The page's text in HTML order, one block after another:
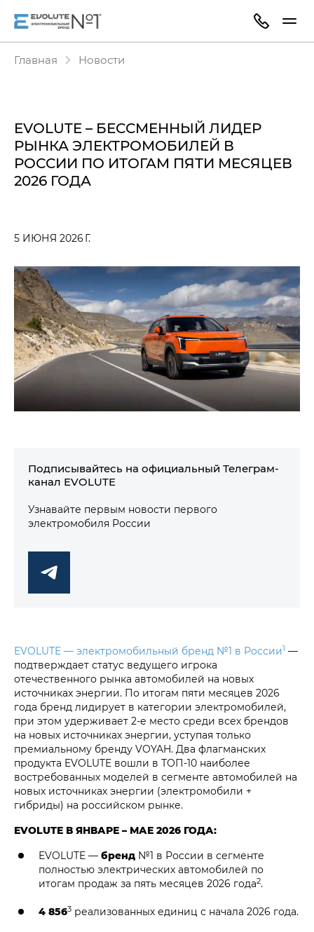
Главная Новости
EVOLUTE – БЕССМЕННЫЙ ЛИДЕР
РЫНКА ЭЛЕКТРОМОБИЛЕЙ В
РОССИИ ПО ИТОГАМ ПЯТИ МЕСЯЦЕВ
2026 ГОДА
5 ИЮНЯ 2026 Г.
Подписывайтесь на официальный Телеграм-
канал EVOLUTE
Узнавайте первым новости первого
электромобиля России
EVOLUTE — электромобильный бренд №1 в России1 —
подтверждает статус ведущего игрока
отечественного рынка автомобилей на новых
источниках энергии. По итогам пяти месяцев 2026
года бренд лидирует в категории электромобилей,
при этом удерживает 2-е место среди всех брендов
на новых источниках энергии, уступая только
премиальному бренду VOYAH. Два флагманских
продукта EVOLUTE вошли в ТОП-10 наиболее
востребованных моделей в сегменте автомобилей на
новых источниках энергии (электромобили +
гибриды) на российском рынке.
EVOLUTE В ЯНВАРЕ – МАЕ 2026 ГОДА:
EVOLUTE — бренд №1 в России в сегменте
полностью электрических автомобилей по
итогам продаж за пять месяцев 2026 года2.
4 8563 реализованных единиц с начала 2026 года.